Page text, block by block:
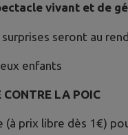
vivant et de
seront au
enfants
CONTRE LA POIC
(à prix libre dès 1€)